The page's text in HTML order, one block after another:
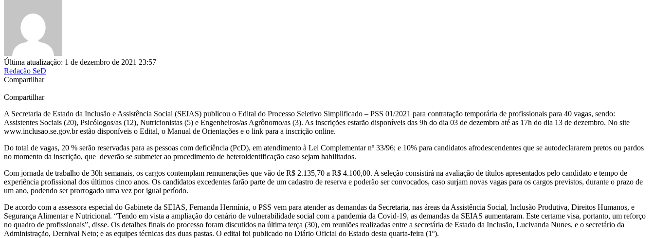
Última atualização: 1 de dezembro de 2021 23:57
Redação SeD
Compartilhar
Compartilhar
A Secretaria de Estado da Inclusão e Assistência Social (SEIAS) publicou o Edital do Processo Seletivo Simplificado – PSS 01/2021 para contratação temporária de profissionais para 40 vagas, sendo:
Assistentes Sociais (20), Psicólogos/as (12), Nutricionistas (5) e Engenheiros/as Agrônomo/as (3). As inscrições estarão disponíveis das 9h do dia 03 de dezembro até as 17h do dia 13 de dezembro. No site
www.inclusao.se.gov.br estão disponíveis o Edital, o Manual de Orientações e o link para a inscrição online.
Do total de vagas, 20 % serão reservadas para as pessoas com deficiência (PcD), em atendimento à Lei Complementar nº 33/96; e 10% para candidatos afrodescendentes que se autodeclararem pretos ou pardos
no momento da inscrição, que deverão se submeter ao procedimento de heteroidentificação caso sejam habilitados.
Com jornada de trabalho de 30h semanais, os cargos contemplam remunerações que vão de R$ 2.135,70 a R$ 4.100,00. A seleção consistirá na avaliação de títulos apresentados pelo candidato e tempo de
experiência profissional dos últimos cinco anos. Os candidatos excedentes farão parte de um cadastro de reserva e poderão ser convocados, caso surjam novas vagas para os cargos previstos, durante o prazo de
um ano, podendo ser prorrogado uma vez por igual período.
De acordo com a assessora especial do Gabinete da SEIAS, Fernanda Hermínia, o PSS vem para atender as demandas da Secretaria, nas áreas da Assistência Social, Inclusão Produtiva, Direitos Humanos, e
Segurança Alimentar e Nutricional. “Tendo em vista a ampliação do cenário de vulnerabilidade social com a pandemia da Covid-19, as demandas da SEIAS aumentaram. Este certame visa, portanto, um reforço
no quadro de profissionais”, disse. Os detalhes finais do processo foram discutidos na última terça (30), em reuniões realizadas entre a secretária de Estado da Inclusão, Lucivanda Nunes, e o secretário da
Administração, Dernival Neto; e as equipes técnicas das duas pastas. O edital foi publicado no Diário Oficial do Estado desta quarta-feira (1º).